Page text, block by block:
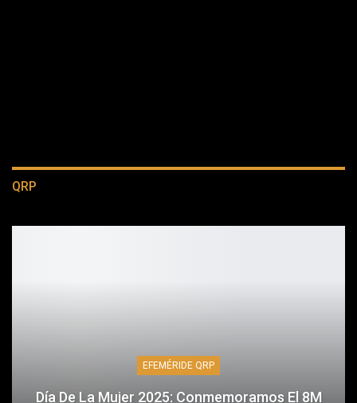
QRP
EFEMÉRIDE QRP
Día De La Mujer 2025: Conmemoramos El 8M